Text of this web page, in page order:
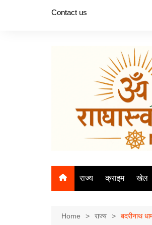
Contact us
राज्य क्राइम खेल
Home राज्य बदरीनाथ